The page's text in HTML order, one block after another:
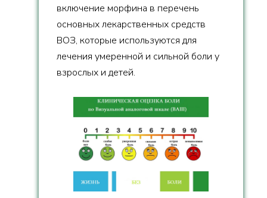
включение морфина в перечень
основных лекарственных средств
ВОЗ, которые используются для
лечения умеренной и сильной боли у
взрослых и детей.